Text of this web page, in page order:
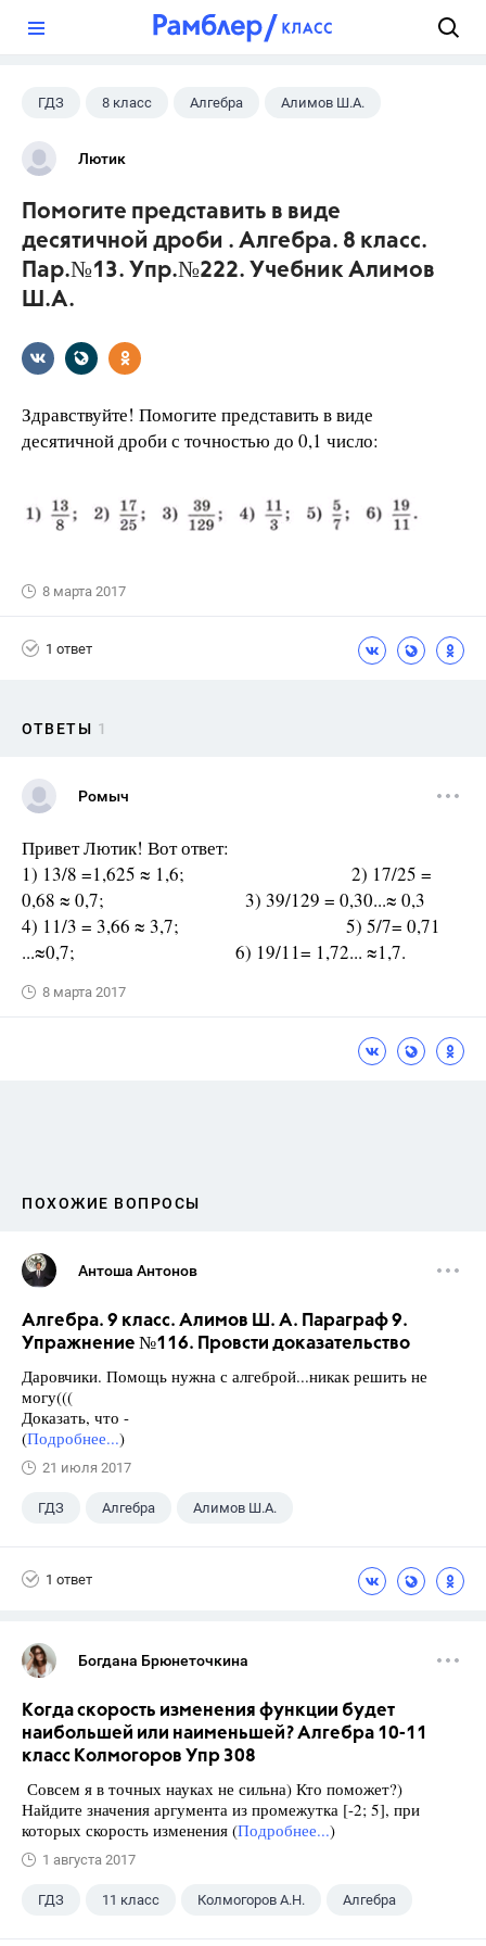
ГДЗ 8 класс Алгебра Алимов Ш.А.
Лютик
Помогите представить в виде
десятичной дроби . Алгебра. 8 класс.
Пар.№13. Упр.№222. Учебник Алимов
Ш.А.
Здравствуйте! Помогите представить в виде
десятичной дроби с точностью до 0,1 число:
8 марта 2017
1 ответ
ОТВЕТЫ 1
Ромыч
Привет Лютик! Вот ответ:
1) 13/8 =1,625 ≈ 1,6; 2) 17/25 =
0,68 ≈ 0,7; 3) 39/129 = 0,30...≈ 0,3
4) 11/3 = 3,66 ≈ 3,7; 5) 5/7= 0,71
...≈0,7; 6) 19/11= 1,72... ≈1,7.
8 марта 2017
ПОХОЖИЕ ВОПРОСЫ
Антоша Антонов
Алгебра. 9 класс. Алимов Ш. А. Параграф 9.
Упражнение №116. Провсти доказательство
Даровчики. Помощь нужна с алгеброй...никак решить не
могу(((
Доказать, что -
(Подробнее...)
21 июля 2017
ГДЗ Алгебра Алимов Ш.А.
1 ответ
Богдана Брюнеточкина
Когда скорость изменения функции будет
наибольшей или наименьшей? Алгебра 10-11
класс Колмогоров Упр 308
Совсем я в точных науках не сильна) Кто поможет?)
Найдите значения аргумента из промежутка [-2; 5], при
которых скорость изменения (Подробнее...)
1 августа 2017
ГДЗ 11 класс Колмогоров А.Н. Алгебра